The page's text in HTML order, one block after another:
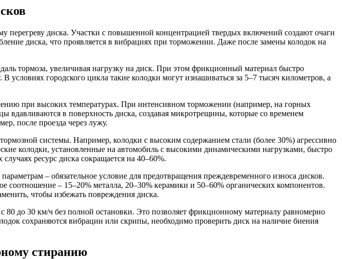
перегреву диска. Участки с повышенной концентрацией твердых включений создают очаги
диска, что проявляется в вибрациях при торможении. Даже после замены колодок на
тормоза, увеличивая нагрузку на диск. При этом фрикционный материал быстро
условиях городского цикла такие колодки могут изнашиваться за 5–7 тысяч километров, а
при высоких температурах. При интенсивном торможении (например, на горных
вдавливаются в поверхность диска, создавая микротрещины, которые со временем
после проезда через лужу.
системы. Например, колодки с высоким содержанием стали (более 30%) агрессивно
колодки, установленные на автомобиль с высокими динамическими нагрузками, быстро
ресурс диска сокращается на 40–60%.
– обязательное условие для предотвращения преждевременного износа дисков.
– 15–20% металла, 20–30% керамики и 50–60% органических компонентов.
чтобы избежать повреждения диска.
до 30 км/ч без полной остановки. Это позволяет фрикционному материалу равномерно
сохраняются вибрации или скрипы, необходимо проверить диск на наличие биения
стиранию